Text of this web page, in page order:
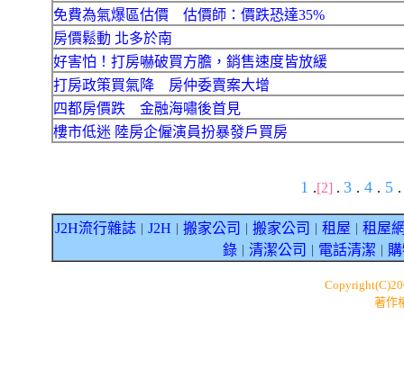
免費為氣爆區估價 估價師：價跌恐達35%
房價鬆動 北多於南
好害怕！打房嚇破買方膽，銷售速度皆放緩
打房政策買氣降 房仲委賣案大增
四都房價跌 金融海嘯後首見
樓市低迷 陸房企僱演員扮暴發戶買房
1 .[2] . 3 . 4 . 5 .
J2H流行雜誌 J2H 搬家公司 搬家公司 租屋
租屋
錄｜ 清潔公司 電話清潔
著作